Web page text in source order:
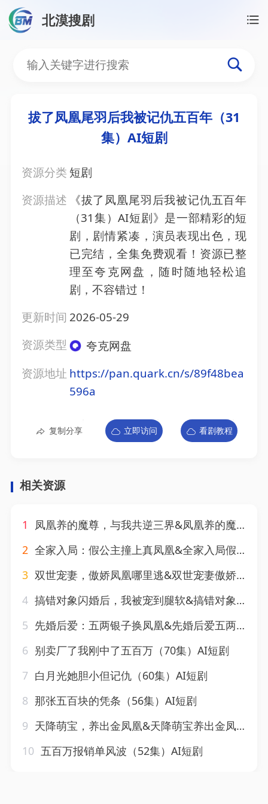
北漠搜剧
拔了凤凰尾羽后我被记仇
拔了凤凰尾羽后我被记仇五百年（31
集）AI短剧
资源分类 短剧
资源描述
《拔了凤凰尾羽后我被记仇五百年
（31集）AI短剧》是一部精彩的短
剧，剧情紧凑，演员表现出色，现
已完结，全集免费观看！资源已整
理至夸克网盘，随时随地轻松追
剧，不容错过！
更新时间 2026-05-29
资源类型
夸克网盘
资源地址 https://pan.quark.cn/s/89f48bea
596a
复制分享 立即访问 看剧教程
相关资源
1
凤凰养的魔尊，与我共逆三界&凤凰养的魔尊与我共逆三界（30集）AI短剧
2 全家入局：假公主撞上真凤凰&全家入局假公主撞上真凤凰（57集）AI短剧
3 双世宠妻，傲娇凤凰哪里逃&双世宠妻傲娇凤凰哪里逃（70集）AI短剧
4 搞错对象闪婚后，我被宠到腿软&搞错对象闪婚后我被宠到腿软（54集）AI短剧
5 先婚后爱：五两银子换凤凰&先婚后爱五两银子换凤凰（57集）AI短剧
6 别卖厂了我刚中了五百万（70集）AI短剧
7 白月光她胆小但记仇（60集）AI短剧
8 那张五百块的凭条（56集）AI短剧
9 天降萌宝，养出金凤凰&天降萌宝养出金凤凰（30集）AI短剧
10 五百万报销单风波（52集）AI短剧